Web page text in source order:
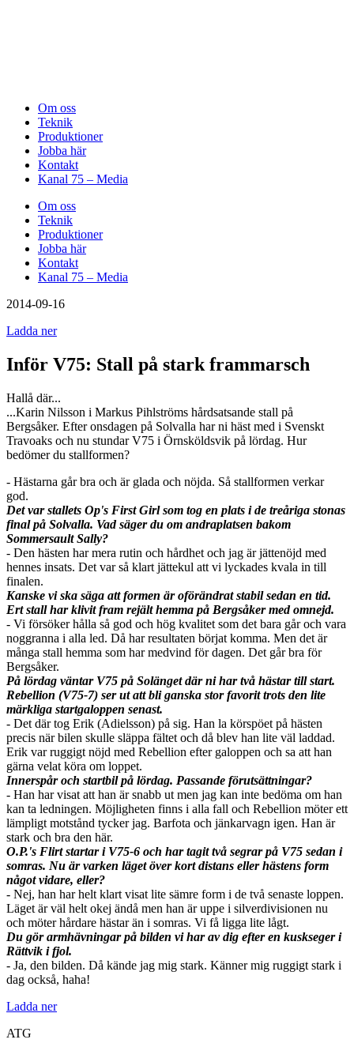
Om oss
Teknik
Produktioner
Jobba här
Kontakt
Kanal 75 – Media
Om oss
Teknik
Produktioner
Jobba här
Kontakt
Kanal 75 – Media
2014-09-16
Ladda ner
Inför V75: Stall på stark frammarsch
Hallå där...
...Karin Nilsson i Markus Pihlströms hårdsatsande stall på
Bergsåker. Efter onsdagen på Solvalla har ni häst med i Svenskt
Travoaks och nu stundar V75 i Örnsköldsvik på lördag. Hur
bedömer du stallformen?
- Hästarna går bra och är glada och nöjda. Så stallformen verkar
god.
Det var stallets Op's First Girl som tog en plats i de treåriga stonas
final på Solvalla. Vad säger du om andraplatsen bakom
Sommersault Sally?
- Den hästen har mera rutin och hårdhet och jag är jättenöjd med
hennes insats. Det var så klart jättekul att vi lyckades kvala in till
finalen.
Kanske vi ska säga att formen är oförändrat stabil sedan en tid.
Ert stall har klivit fram rejält hemma på Bergsåker med omnejd.
- Vi försöker hålla så god och hög kvalitet som det bara går och vara
noggranna i alla led. Då har resultaten börjat komma. Men det är
många stall hemma som har medvind för dagen. Det går bra för
Bergsåker.
På lördag väntar V75 på Solänget där ni har två hästar till start.
Rebellion (V75-7) ser ut att bli ganska stor favorit trots den lite
märkliga startgaloppen senast.
- Det där tog Erik (Adielsson) på sig. Han la körspöet på hästen
precis när bilen skulle släppa fältet och då blev han lite väl laddad.
Erik var ruggigt nöjd med Rebellion efter galoppen och sa att han
gärna velat köra om loppet.
Innerspår och startbil på lördag. Passande förutsättningar?
- Han har visat att han är snabb ut men jag kan inte bedöma om han
kan ta ledningen. Möjligheten finns i alla fall och Rebellion möter ett
lämpligt motstånd tycker jag. Barfota och jänkarvagn igen. Han är
stark och bra den här.
O.P.'s Flirt startar i V75-6 och har tagit två segrar på V75 sedan i
somras. Nu är varken läget över kort distans eller hästens form
något vidare, eller?
- Nej, han har helt klart visat lite sämre form i de två senaste loppen.
Läget är väl helt okej ändå men han är uppe i silverdivisionen nu
och möter hårdare hästar än i somras. Vi få ligga lite lågt.
Du gör armhävningar på bilden vi har av dig efter en kuskseger i
Rättvik i fjol.
- Ja, den bilden. Då kände jag mig stark. Känner mig ruggigt stark i
dag också, haha!
Ladda ner
ATG